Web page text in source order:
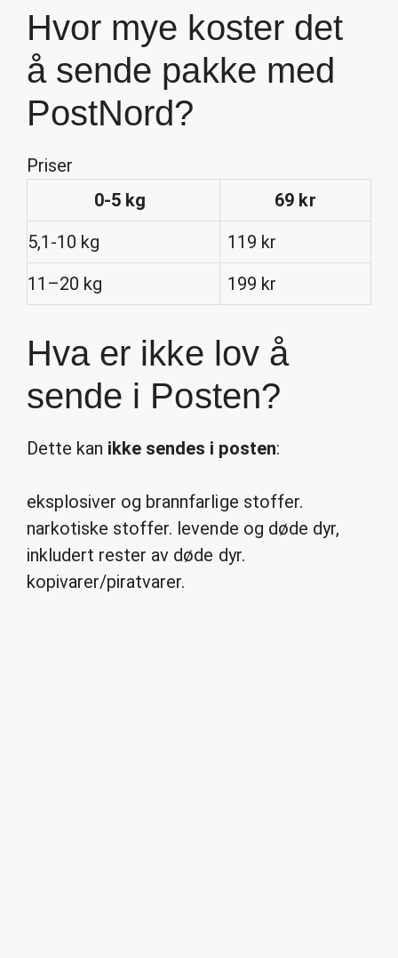
Hvor mye koster det
å sende pakke med
PostNord?
Priser
0-5 kg
69 kr
5,1-10 kg
119 kr
11–20 kg
199 kr
Hva er ikke lov å
sende i Posten?
Dette kan ikke sendes i posten:
eksplosiver og brannfarlige stoffer.
narkotiske stoffer. levende og døde dyr,
inkludert rester av døde dyr.
kopivarer/piratvarer.